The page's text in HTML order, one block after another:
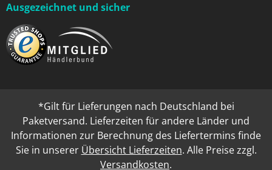
Ausgezeichnet und sicher
*Gilt für Lieferungen nach Deutschland bei
Paketversand. Lieferzeiten für andere Länder und
Informationen zur Berechnung des Liefertermins finde
Sie in unserer Übersicht Lieferzeiten. Alle Preise zzgl.
Versandkosten.